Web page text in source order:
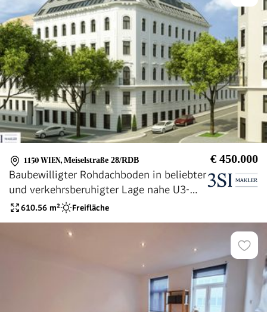
1150 WIEN, Meiselstraße 28/RDB € 450.000
Baubewilligter Rohdachboden in beliebter
und verkehrsberuhigter Lage nahe U3-
Johnstraße und Hütteldorfer Straße
610.56 m² Freifläche